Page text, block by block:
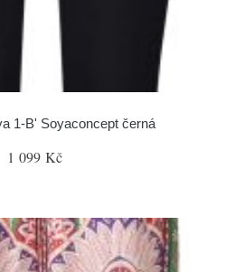
1-B' Soyaconcept černá
1 099 Kč